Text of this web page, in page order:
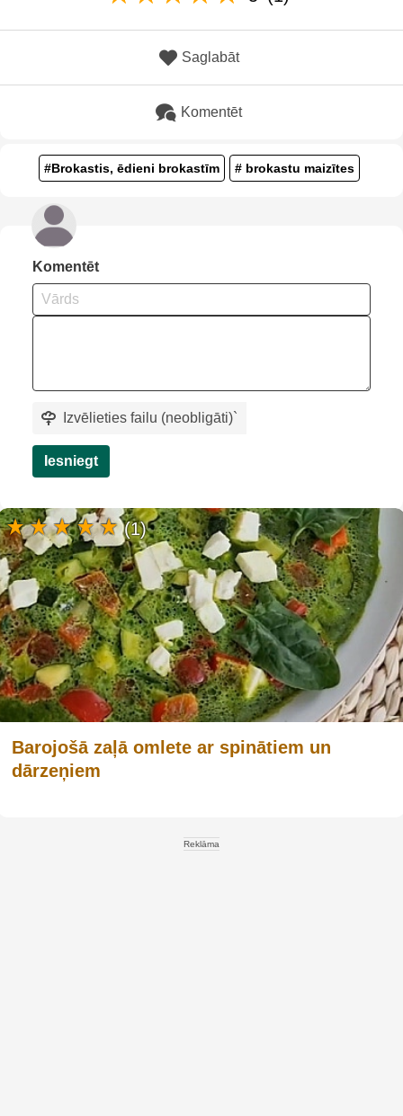
Saglabāt
Komentēt
#Brokastis, ēdieni brokastīm # brokastu maizītes
Komentēt
Izvēlieties failu (neobligāti)`
Iesniegt
Barojošā zaļā omlete ar spinātiem un
dārzeņiem
(1)
Reklāma